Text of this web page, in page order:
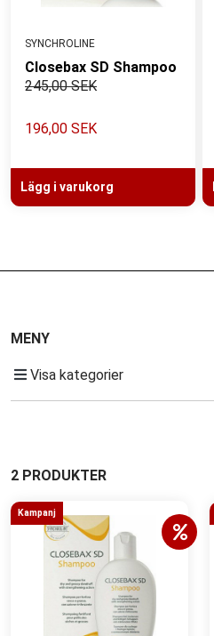
SYNCHROLINE
Closebax SD Shampoo
245,00 SEK
196,00 SEK
Lägg i varukorg
MENY
Visa kategorier
2 PRODUKTER
Kampanj